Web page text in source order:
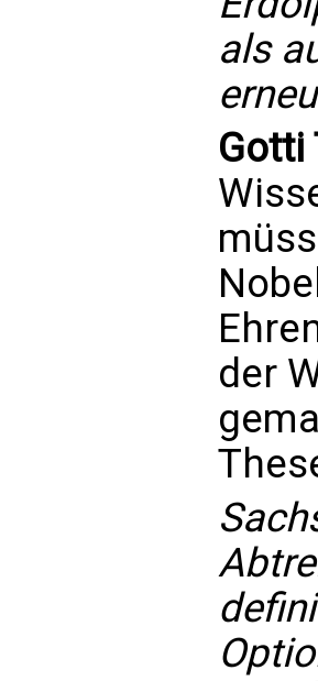
als
Gotti
der